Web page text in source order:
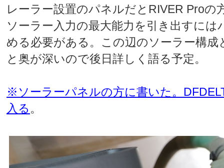
レーラー設置のパネルだとRIVER Proの
ソーラー入力の最大能力を引き出すには
める必要がある。この辺のソーラー構成
と奥が深いので後日詳しく語る予定。
※ソーラーパネルの方に書いた。
入る 。